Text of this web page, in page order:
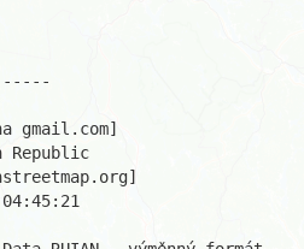
-----
gmail.com]
Republic